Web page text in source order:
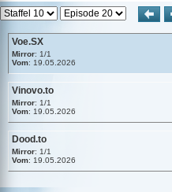
Voe.SX
Mirror: 1/1
Vom: 19.05.2026
Vinovo.to
Mirror: 1/1
Vom: 19.05.2026
Dood.to
Mirror: 1/1
Vom: 19.05.2026